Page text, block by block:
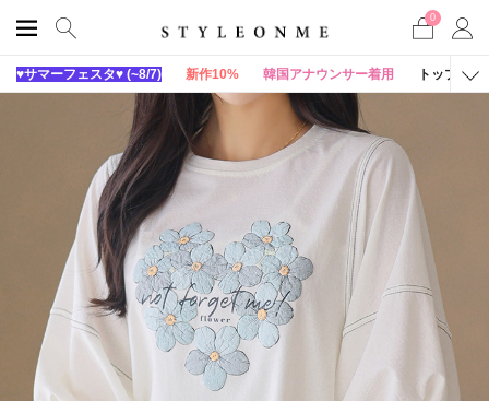
0
♥サマーフェスタ♥ (~8/7) 新作10% 韓国アナウンサー着用 トップス